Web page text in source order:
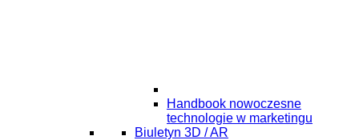
Handbook nowoczesne
technologie w marketingu
Biuletyn 3D / AR